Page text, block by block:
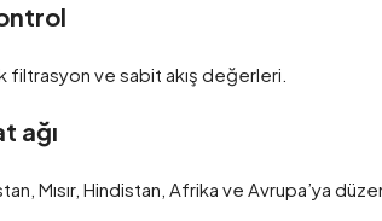
filtrasyon ve sabit akış değerleri.
ağı
Mısır, Hindistan, Afrika ve Avrupa’ya